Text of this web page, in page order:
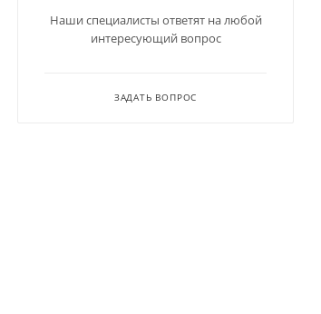
Наши специалисты ответят на любой
интересующий вопрос
ЗАДАТЬ ВОПРОС